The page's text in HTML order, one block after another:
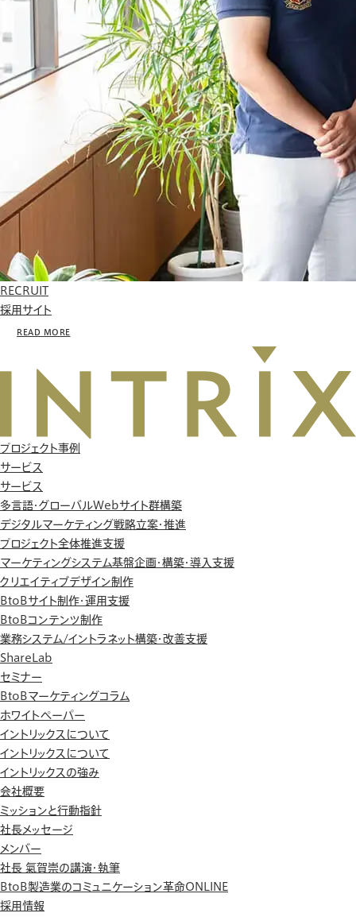
RECRUIT
採用サイト
READ MORE
プロジェクト事例
サービス
サービス
多言語・グローバルWebサイト群構築
デジタルマーケティング戦略立案・推進
プロジェクト全体推進支援
マーケティングシステム基盤企画・構築・導入支援
クリエイティブデザイン制作
BtoBサイト制作・運用支援
BtoBコンテンツ制作
業務システム/イントラネット構築・改善支援
ShareLab
セミナー
BtoBマーケティングコラム
ホワイトペーパー
イントリックスについて
イントリックスについて
イントリックスの強み
会社概要
ミッションと行動指針
社長メッセージ
メンバー
社長 氣賀崇の講演・執筆
BtoB製造業のコミュニケーション革命ONLINE
採用情報